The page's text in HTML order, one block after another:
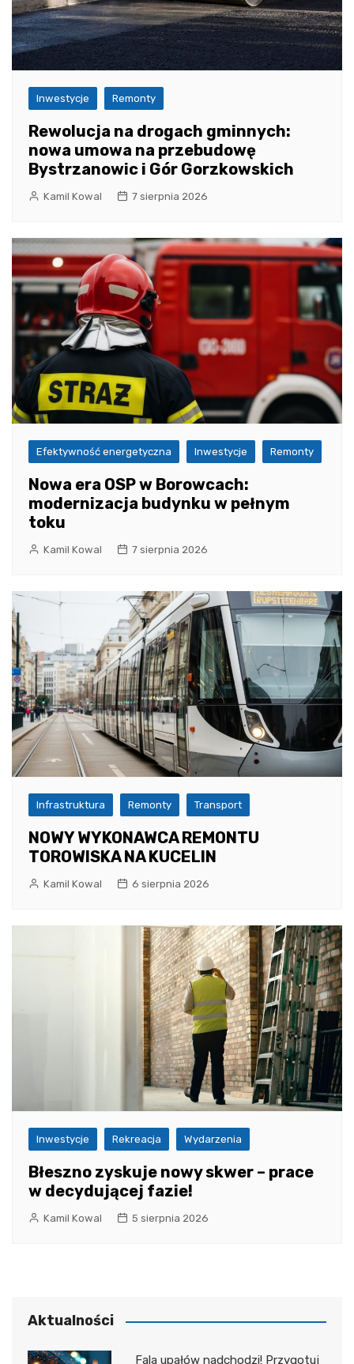
Inwestycje Remonty
Rewolucja na drogach gminnych:
nowa umowa na przebudowę
Bystrzanowic i Gór Gorzkowskich
Kamil Kowal 7 sierpnia 2026
Efektywność energetyczna Inwestycje Remonty
Nowa era OSP w Borowcach:
modernizacja budynku w pełnym
toku
Kamil Kowal 7 sierpnia 2026
Infrastruktura Remonty Transport
NOWY WYKONAWCA REMONTU
TOROWISKA NA KUCELIN
Kamil Kowal 6 sierpnia 2026
Inwestycje Rekreacja Wydarzenia
Błeszno zyskuje nowy skwer – prace
w decydującej fazie!
Kamil Kowal 5 sierpnia 2026
Aktualności
Fala upałów nadchodzi! Przygotuj